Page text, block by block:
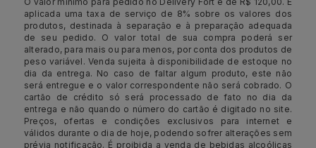
aplicada uma taxa de serviço de 8% sobre os valores dos
produtos, destinada à separação e à preparação adequada
de seu pedido. O valor total de sua compra poderá ser
alterado, para mais ou para menos, por conta dos produtos de
peso variável. Venda sujeita à disponibilidade de estoque no
dia da entrega. No caso de faltar algum produto, este não
será entregue e o valor correspondente não será cobrado. O
cartão de crédito só será processado de fato no dia da
entrega e não quando o número do cartão é digitado no site.
Preços, ofertas e condições exclusivos para internet e
válidos durante o dia de hoje, podendo sofrer alterações sem
prévia notificação. É proibida a venda de bebidas alcoólicas